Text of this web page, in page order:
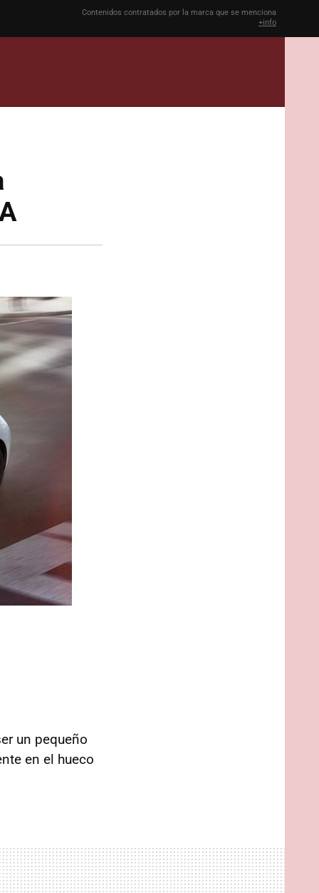
Contenidos contratados por la marca que se menciona
+info
un pequeño
en el hueco